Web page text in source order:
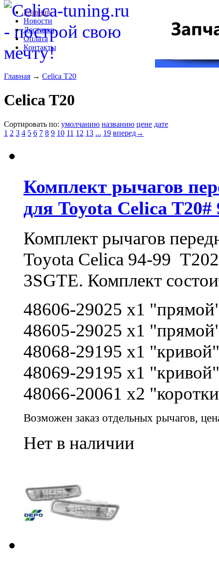
Главная
Новости
Доставка
Оплата
Контакты
Главная → Celica T20
Celica T20
Сортировать по: умолчанию названию цене дате
1 2 3 4 5 6 7 8 9 10 11 12 13 ... 19 вперед→
Комплект рычагов
для Toyota Celica T20#
Комплект рычагов
Toyota Celica 94-99
3SGTE. Комплект
48606-29025 x1
48605-29025 x1 "
48068-29195 x1 "
48069-29195 x1 "
48066-20061 x2
Возможен заказ отдельных рычагов,
Нет в наличии